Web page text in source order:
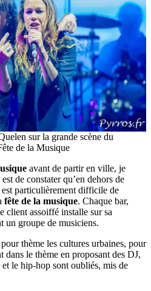
sur la grande scène du
de la Musique
avant de partir en ville, je
de constater qu’en dehors de
particulièrement difficile de
fête de la musique. Chaque bar,
client assoiffé installe sur sa
un groupe de musiciens.
thème les cultures urbaines, pour
dans le thème en proposant des DJ,
et le hip-hop sont oubliés, mis de